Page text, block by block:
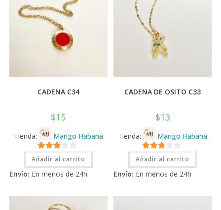
CADENA C34
$15
Tienda: Mango Habana
2.71
de 5
Añadir al carrito
Envío: En menos de 24h
CADENA DE OSITO C33
$13
Tienda: Mango Habana
2.71
de 5
Añadir al carrito
Envío: En menos de 24h